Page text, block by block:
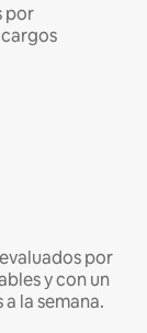
por
por
y con un
la semana.